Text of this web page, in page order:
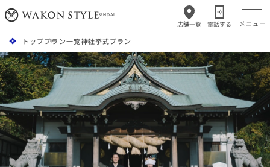
SENDAI
店舗一覧 電話する
トッププラン一覧神社挙式プラン